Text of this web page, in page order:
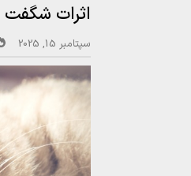
اثرات شگفت
سپتامبر 15, 2025